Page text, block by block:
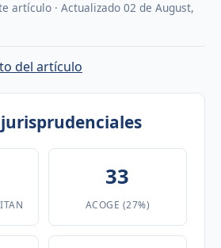
artículo · Actualizado 02 de August,
del artículo
33
ACOGE (27%)